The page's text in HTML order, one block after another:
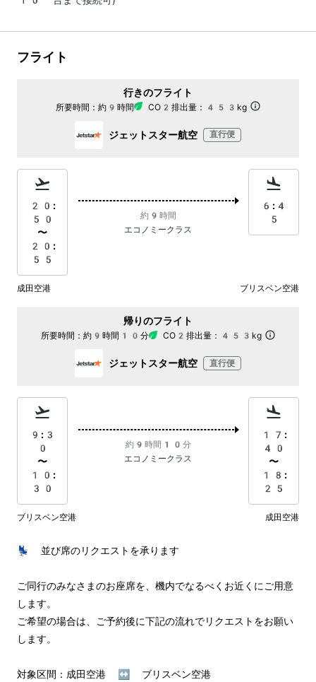
フライト
行きのフライト
所要時間： 約9時間 CO2排出量： 453kg
ジェットスター航空 直行便
20:
50
〜
20:
55
約9時間
エコノミークラス
6:4
5
成田空港 ブリスベン空港
帰りのフライト
所要時間： 約9時間10分 CO2排出量： 453kg
ジェットスター航空 直行便
9:3
0
〜
10:
30
約9時間10分
エコノミークラス
17:
40
〜
18:
25
ブリスベン空港 成田空港
💺 並び席のリクエストを承ります
ご同行のみなさまのお座席を、機内でなるべくお近くにご用意
します。
ご希望の場合は、ご予約後に下記の流れでリクエストをお願い
します。
対象区間：成田空港 ↔︎ ブリスベン空港